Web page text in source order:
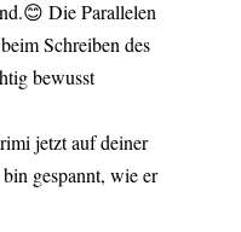
Die Parallelen
Schreiben des
bewusst
jetzt auf deiner
gespannt, wie er